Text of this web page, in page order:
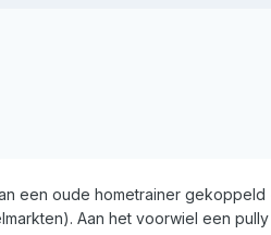
een oude hometrainer gekoppeld
Aan het voorwiel een pully